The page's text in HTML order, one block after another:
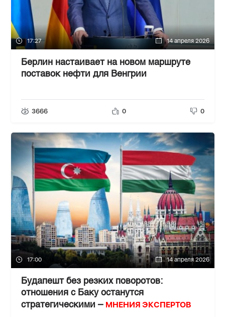
17:27 14 апреля 2026
Берлин настаивает на новом маршруте
поставок нефти для Венгрии
3666 0 0
17:00 14 апреля 2026
Будапешт без резких поворотов:
отношения с Баку останутся
стратегическими – МНЕНИЯ ЭКСПЕРТОВ